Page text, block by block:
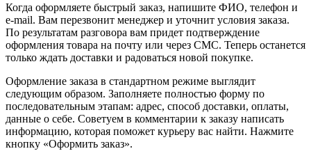
Когда оформляете быстрый заказ, напишите ФИО, телефон и
e-mail. Вам перезвонит менеджер и уточнит условия заказа.
По результатам разговора вам придет подтверждение
оформления товара на почту или через СМС. Теперь останется
только ждать доставки и радоваться новой покупке.
Оформление заказа в стандартном режиме выглядит
следующим образом. Заполняете полностью форму по
последовательным этапам: адрес, способ доставки, оплаты,
данные о себе. Советуем в комментарии к заказу написать
информацию, которая поможет курьеру вас найти. Нажмите
кнопку «Оформить заказ».